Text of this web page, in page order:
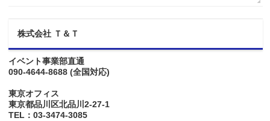
株式会社 Ｔ＆Ｔ
イベント事業部直通
090-4644-8688 (全国対応)
東京オフィス
東京都品川区北品川2-27-1
TEL：03-3474-3085